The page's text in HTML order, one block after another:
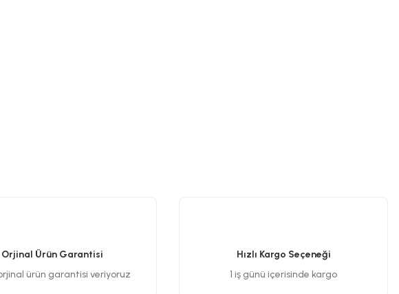
Orjinal Ürün Garantisi
orjinal ürün garantisi veriyoruz
Hızlı Kargo Seçeneği
1 iş günü içerisinde kargo